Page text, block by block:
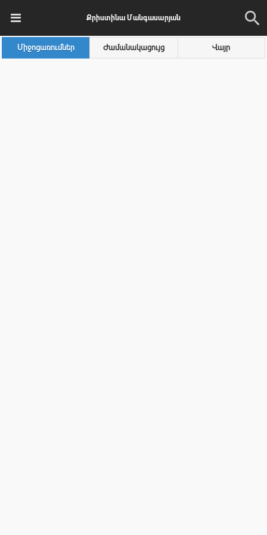
Քրիստինա Մանգասարյան
Միջոցառումներ Ժամանակացույց Վայր